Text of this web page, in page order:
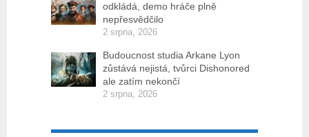
odkládá, demo hráče plně
nepřesvědčilo
2 srpna, 2026
Budoucnost studia Arkane Lyon
zůstává nejistá, tvůrci Dishonored
ale zatím nekončí
2 srpna, 2026